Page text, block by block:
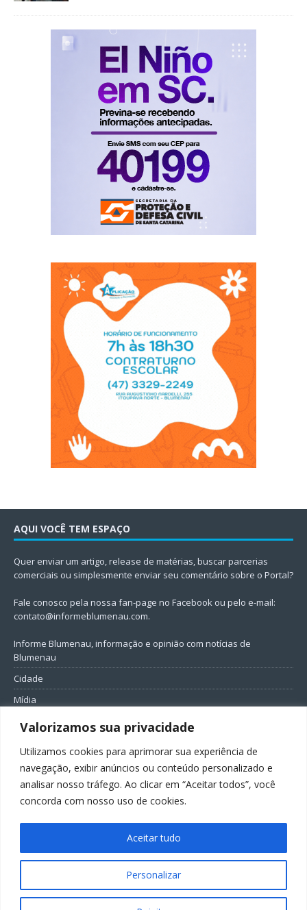
Valorizamos sua privacidade
Utilizamos cookies para aprimorar sua experiência de
navegação, exibir anúncios ou conteúdo personalizado e
analisar nosso tráfego. Ao clicar em “Aceitar todos”, você
concorda com nosso uso de cookies.
Personalizar
Aceitar tudo
AQUI VOCÊ TEM ESPAÇO
Quer enviar um artigo, release de matérias, buscar parcerias
comerciais ou simplesmente enviar seu comentário sobre o Portal?
Fale conosco pela nossa fan-page no Facebook ou pelo e-mail:
contato@informeblumenau.com.
Informe Blumenau, informação e opinião com notícias de
Blumenau
Cidade
Mídia
Entretenimento
Política